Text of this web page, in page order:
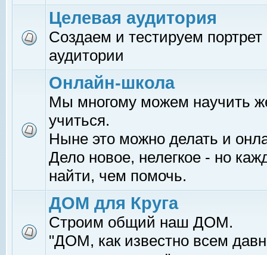
Целевая аудитория
Создаем и тестируем
аудитории
Онлайн-школа
Мы многому можем научить
учиться.
Ныне это можно делать и
Дело новое, нелегкое - но
найти, чем помочь.
ДОМ для Круга
Строим общий наш ДОМ.
"ДОМ, как известно всем